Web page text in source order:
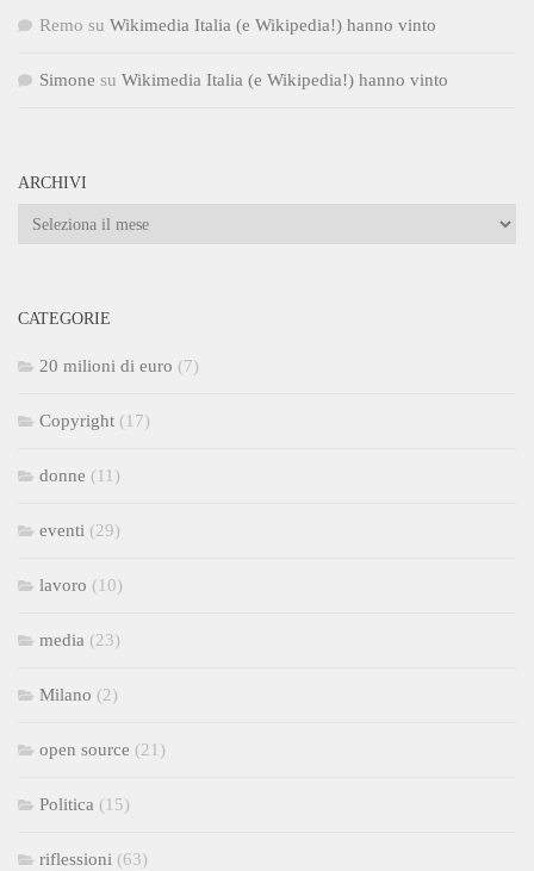
Remo su Wikimedia Italia (e Wikipedia!) hanno vinto
Simone su Wikimedia Italia (e Wikipedia!) hanno vinto
ARCHIVI
Archivi
CATEGORIE
20 milioni di euro (7)
Copyright (17)
donne (11)
eventi (29)
lavoro (10)
media (23)
Milano (2)
open source (21)
Politica (15)
riflessioni (63)